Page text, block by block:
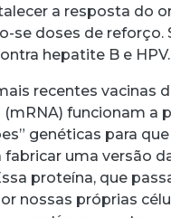
a resposta do
se doses de reforço.
hepatite B e HPV.
recentes vacinas
funcionam a
genéticas para
fabricar uma versão
proteína, que
nossas próprias